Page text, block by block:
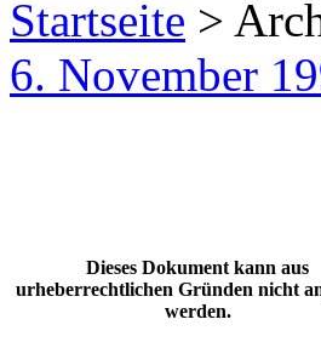
Startseite >
6. November
Dieses Dokument kann aus
urheberrechtlichen Gründen nicht
werden.